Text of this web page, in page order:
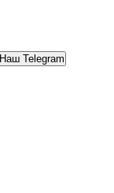
Наш Telegram